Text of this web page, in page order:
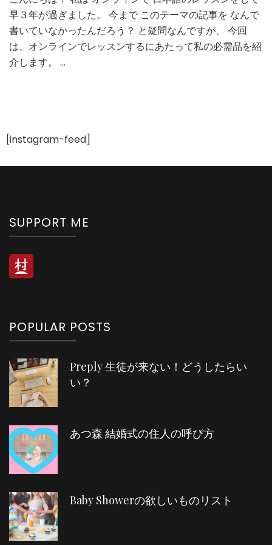
ラ
イ
ン
レ
ッ
せ
い
早３年が過ぎました。 今まで このテーマの記事を なんで
書いていなかったんだろう？ と疑問なんですが、 今回
は、オンラインでレッスンするにあたって私の必需品を紹
介します。 …
[instagram-feed]
SUPPORT ME
POPULAR POSTS
Preply 生徒が来ない！どうしたらい
い？
あつ森 結婚式の住人の呼び方
Baby Showerの欲しいものリスト